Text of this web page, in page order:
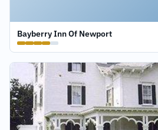
Bayberry Inn Of Newport